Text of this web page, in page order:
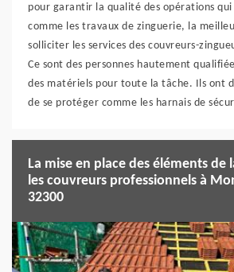
pour garantir la qualité des opérations
comme les travaux de zinguerie, la
solliciter les services des couvreurs-
Ce sont des personnes hautement
des matériels pour toute la tâche. Ils ont
de se protéger comme les harnais de
La mise en place des éléments de
les couvreurs professionnels à
32300